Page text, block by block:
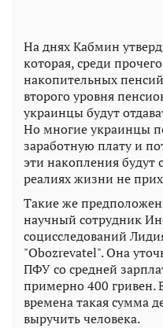
На днях Кабмин
которая, среди
накопительных
второго уровня
украинцы будут
Но многие украинцы
заработную плату и
эти накопления
реалиях жизни не
Такие же
научный сотрудник
социсследований
"Obozrevatel". Она
ПФУ со средней
примерно 400 гривен.
времена такая сумма
выручить человека.